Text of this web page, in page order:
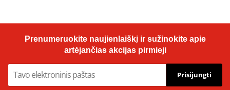
Prenumeruokite naujienlaiškį ir sužinokite apie
artėjančias akcijas pirmieji
Prisijungti